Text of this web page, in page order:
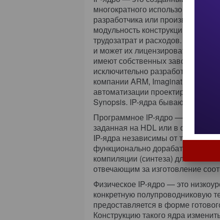
многократного использования.
разработчика или
модульность конструкции
трудозатрат и расходов. IP-ядра
и может их лицензировать.
имеют собственных заводов
исключительно разработкой и
компании ARM, Imagination
автоматизации проектирования
Synopsis. IP-ядра бывают
Программное IP-ядро — это, как
заданная на HDL или в формате
IP-ядра независимы от
функционально дорабатывать.
компиляции (синтеза) для
отвечающим за изготовление
Физическое IP-ядро— это
конкретную полупроводниковую
предоставляется в форме
Конструкцию такого ядра